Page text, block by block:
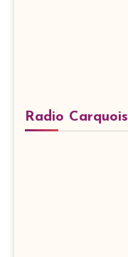
Radio Carquois